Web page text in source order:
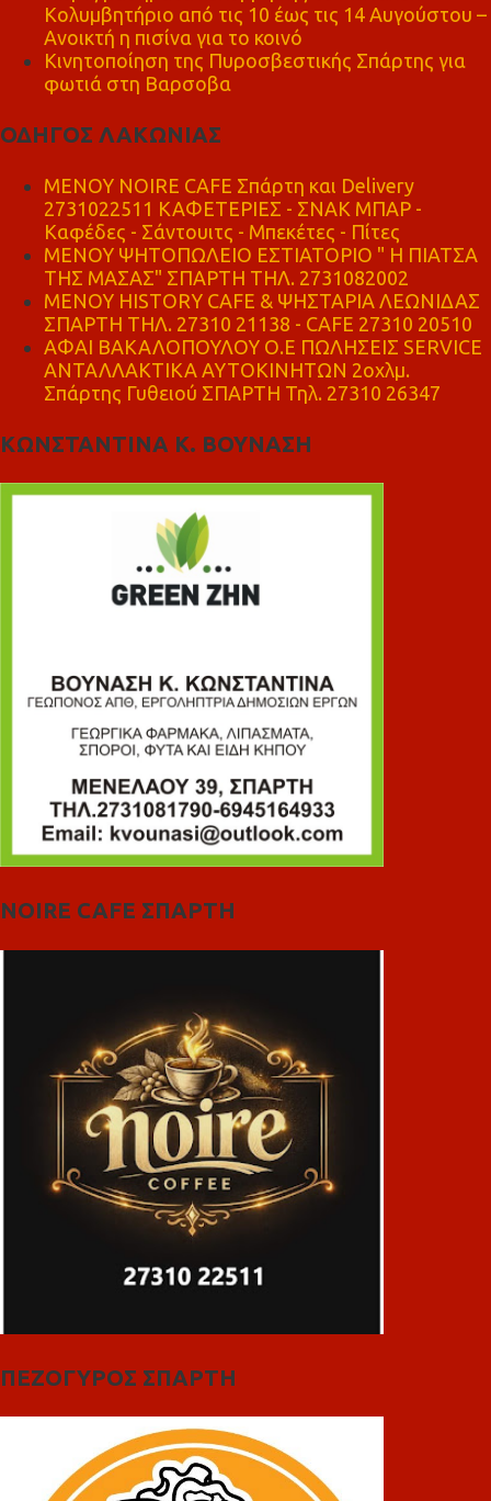
Κολυμβητήριο από τις 10 έως τις 14 Αυγούστου –
Ανοικτή η πισίνα για το κοινό
Κινητοποίηση της Πυροσβεστικής Σπάρτης για
φωτιά στη Βαρσοβα
ΟΔΗΓΟΣ ΛΑΚΩΝΙΑΣ
MENOY NOIRE CAFE Σπάρτη και Delivery
2731022511 ΚΑΦΕΤΕΡΙΕΣ - ΣΝΑΚ ΜΠΑΡ -
Καφέδες - Σάντουιτς - Μπεκέτες - Πίτες
ΜΕΝΟΥ ΨΗΤΟΠΩΛΕΙΟ ΕΣΤΙΑΤΟΡΙΟ " Η ΠΙΑΤΣΑ
ΤΗΣ ΜΑΣΑΣ" ΣΠΑΡΤΗ ΤΗΛ. 2731082002
ΜΕΝΟΥ HISTORY CAFE & ΨΗΣΤΑΡΙΑ ΛΕΩΝΙΔΑΣ
ΣΠΑΡΤΗ ΤΗΛ. 27310 21138 - CAFE 27310 20510
ΑΦΑΙ ΒΑΚΑΛΟΠΟΥΛΟΥ Ο.Ε ΠΩΛΗΣΕΙΣ SERVICE
ΑΝΤΑΛΛΑΚΤΙΚΑ ΑΥΤΟΚΙΝΗΤΩΝ 2οχλμ.
Σπάρτης Γυθειού ΣΠΑΡΤΗ Τηλ. 27310 26347
ΚΩΝΣΤΑΝΤΙΝΑ Κ. ΒΟΥΝΑΣΗ
NOIRE CAFE ΣΠΑΡΤΗ
ΠΕΖΟΓΥΡΟΣ ΣΠΑΡΤΗ